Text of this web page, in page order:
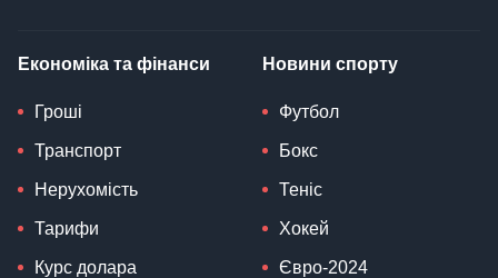
Економіка та фінанси
Гроші
Транспорт
Нерухомість
Тарифи
Курс долара
Новини спорту
Футбол
Бокс
Теніс
Хокей
Євро-2024